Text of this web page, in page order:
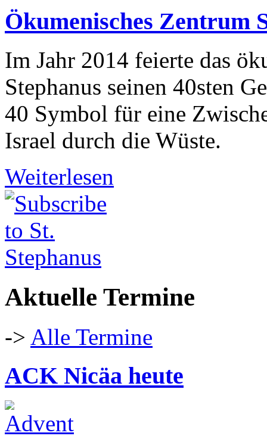
Ökumenisches Zentrum
Im Jahr 2014 feierte das
Stephanus seinen 40sten
40 Symbol für eine
Israel durch die Wüste.
Weiterlesen
Aktuelle Termine
-> Alle Termine
ACK Nicäa heute